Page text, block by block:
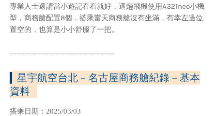
專業人士還請當小遊記看看就好，這趟飛機使用A321neo小機
型，商務艙配置8個，搭乘當天商務艙沒有坐滿，有幸左邊位
置空的，也算是小小舒服了一把。
-------------------------------------------
星宇航空台北－名古屋商務艙紀錄 －基本
資料
搭乘日期：2025/03/03